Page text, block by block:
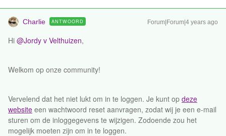
Charlie ANTWOORD Forum|Forum|4 years ago
Hi @Jordy v Velthuizen,
Welkom op onze community!
Vervelend dat het niet lukt om in te loggen. Je kunt op deze
website een wachtwoord reset aanvragen, zodat wij je een e-mail
sturen om de inloggegevens te wijzigen. Zodoende zou het
mogelijk moeten zijn om in te loggen.